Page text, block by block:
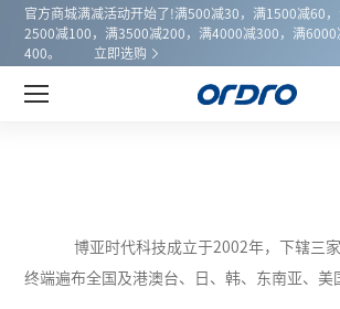
官方商城满减活动开始了!满500减30，满1500减60
2500减100，满3500减200，满4000减300，满6000
400。
立即选购
立根中国，放眼全球
博亚时代科技成立于2002年，下辖三家
终端遍布全国及港澳台、日、韩、东南亚、美